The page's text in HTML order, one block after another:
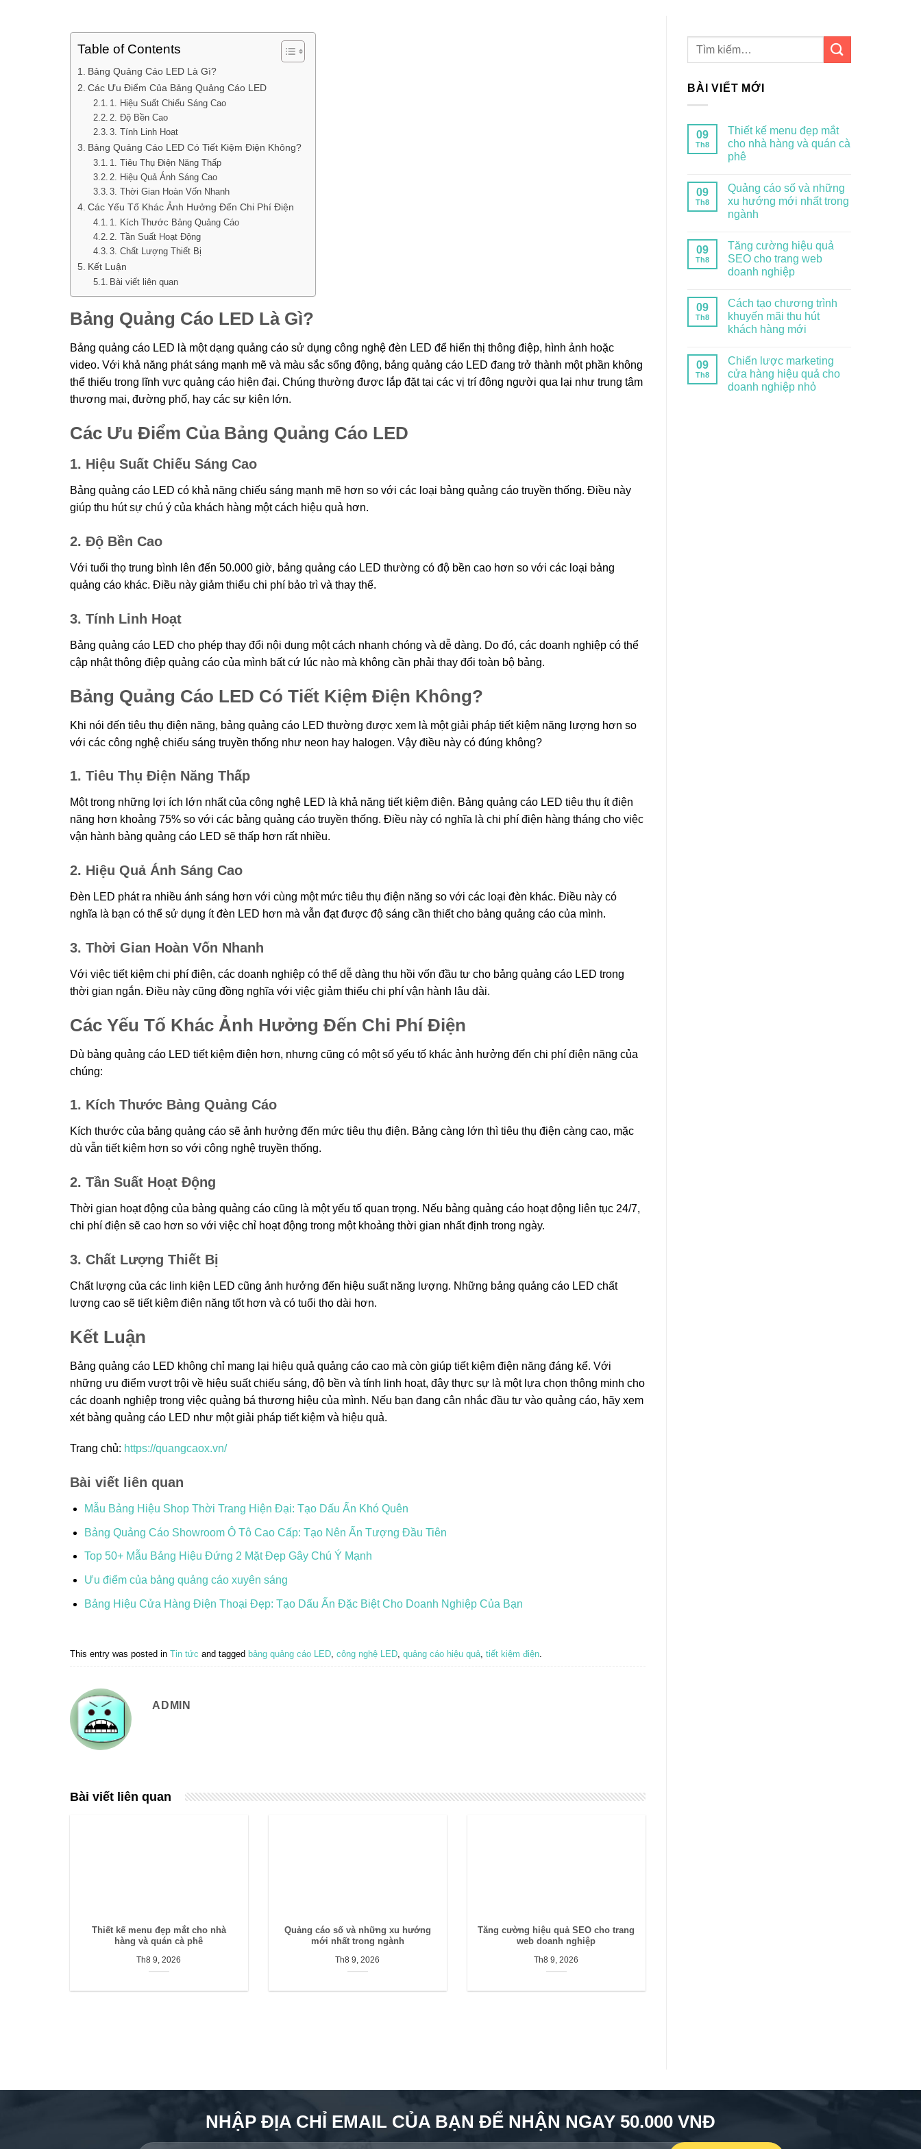
Table of Contents
Bảng Quảng Cáo LED Là Gì?
Các Ưu Điểm Của Bảng Quảng Cáo LED
1. Hiệu Suất Chiếu Sáng Cao
2. Độ Bền Cao
3. Tính Linh Hoạt
Bảng Quảng Cáo LED Có Tiết Kiệm Điện Không?
1. Tiêu Thụ Điện Năng Thấp
2. Hiệu Quả Ánh Sáng Cao
3. Thời Gian Hoàn Vốn Nhanh
Các Yếu Tố Khác Ảnh Hưởng Đến Chi Phí Điện
1. Kích Thước Bảng Quảng Cáo
2. Tần Suất Hoạt Động
3. Chất Lượng Thiết Bị
Kết Luận
Bài viết liên quan
Bảng Quảng Cáo LED Là Gì?
Bảng quảng cáo LED là một dạng quảng cáo sử dụng công nghệ đèn LED để hiển thị thông điệp, hình ảnh hoặc
video. Với khả năng phát sáng mạnh mẽ và màu sắc sống động, bảng quảng cáo LED đang trở thành một phần không
thể thiếu trong lĩnh vực quảng cáo hiện đại. Chúng thường được lắp đặt tại các vị trí đông người qua lại như trung tâm
thương mại, đường phố, hay các sự kiện lớn.
Các Ưu Điểm Của Bảng Quảng Cáo LED
1. Hiệu Suất Chiếu Sáng Cao
Bảng quảng cáo LED có khả năng chiếu sáng mạnh mẽ hơn so với các loại bảng quảng cáo truyền thống. Điều này
giúp thu hút sự chú ý của khách hàng một cách hiệu quả hơn.
2. Độ Bền Cao
Với tuổi thọ trung bình lên đến 50.000 giờ, bảng quảng cáo LED thường có độ bền cao hơn so với các loại bảng
quảng cáo khác. Điều này giảm thiểu chi phí bảo trì và thay thế.
3. Tính Linh Hoạt
Bảng quảng cáo LED cho phép thay đổi nội dung một cách nhanh chóng và dễ dàng. Do đó, các doanh nghiệp có thể
cập nhật thông điệp quảng cáo của mình bất cứ lúc nào mà không cần phải thay đổi toàn bộ bảng.
Bảng Quảng Cáo LED Có Tiết Kiệm Điện Không?
Khi nói đến tiêu thụ điện năng, bảng quảng cáo LED thường được xem là một giải pháp tiết kiệm năng lượng hơn so
với các công nghệ chiếu sáng truyền thống như neon hay halogen. Vậy điều này có đúng không?
1. Tiêu Thụ Điện Năng Thấp
Một trong những lợi ích lớn nhất của công nghệ LED là khả năng tiết kiệm điện. Bảng quảng cáo LED tiêu thụ ít điện
năng hơn khoảng 75% so với các bảng quảng cáo truyền thống. Điều này có nghĩa là chi phí điện hàng tháng cho việc
vận hành bảng quảng cáo LED sẽ thấp hơn rất nhiều.
2. Hiệu Quả Ánh Sáng Cao
Đèn LED phát ra nhiều ánh sáng hơn với cùng một mức tiêu thụ điện năng so với các loại đèn khác. Điều này có
nghĩa là bạn có thể sử dụng ít đèn LED hơn mà vẫn đạt được độ sáng cần thiết cho bảng quảng cáo của mình.
3. Thời Gian Hoàn Vốn Nhanh
Với việc tiết kiệm chi phí điện, các doanh nghiệp có thể dễ dàng thu hồi vốn đầu tư cho bảng quảng cáo LED trong
thời gian ngắn. Điều này cũng đồng nghĩa với việc giảm thiểu chi phí vận hành lâu dài.
Các Yếu Tố Khác Ảnh Hưởng Đến Chi Phí Điện
Dù bảng quảng cáo LED tiết kiệm điện hơn, nhưng cũng có một số yếu tố khác ảnh hưởng đến chi phí điện năng của
chúng:
1. Kích Thước Bảng Quảng Cáo
Kích thước của bảng quảng cáo sẽ ảnh hưởng đến mức tiêu thụ điện. Bảng càng lớn thì tiêu thụ điện càng cao, mặc
dù vẫn tiết kiệm hơn so với công nghệ truyền thống.
2. Tần Suất Hoạt Động
Thời gian hoạt động của bảng quảng cáo cũng là một yếu tố quan trọng. Nếu bảng quảng cáo hoạt động liên tục 24/7,
chi phí điện sẽ cao hơn so với việc chỉ hoạt động trong một khoảng thời gian nhất định trong ngày.
3. Chất Lượng Thiết Bị
Chất lượng của các linh kiện LED cũng ảnh hưởng đến hiệu suất năng lượng. Những bảng quảng cáo LED chất
lượng cao sẽ tiết kiệm điện năng tốt hơn và có tuổi thọ dài hơn.
Kết Luận
Bảng quảng cáo LED không chỉ mang lại hiệu quả quảng cáo cao mà còn giúp tiết kiệm điện năng đáng kể. Với
những ưu điểm vượt trội về hiệu suất chiếu sáng, độ bền và tính linh hoạt, đây thực sự là một lựa chọn thông minh cho
các doanh nghiệp trong việc quảng bá thương hiệu của mình. Nếu bạn đang cân nhắc đầu tư vào quảng cáo, hãy xem
xét bảng quảng cáo LED như một giải pháp tiết kiệm và hiệu quả.
Trang chủ: https://quangcaox.vn/
Bài viết liên quan
Mẫu Bảng Hiệu Shop Thời Trang Hiện Đại: Tạo Dấu Ấn Khó Quên
Bảng Quảng Cáo Showroom Ô Tô Cao Cấp: Tạo Nên Ấn Tượng Đầu Tiên
Top 50+ Mẫu Bảng Hiệu Đứng 2 Mặt Đẹp Gây Chú Ý Mạnh
Ưu điểm của bảng quảng cáo xuyên sáng
Bảng Hiệu Cửa Hàng Điện Thoại Đẹp: Tạo Dấu Ấn Đặc Biệt Cho Doanh Nghiệp Của Bạn
This entry was posted in Tin tức and tagged bảng quảng cáo LED công nghệ LED quảng cáo hiệu quả tiết kiệm điện
ADMIN
Bài viết liên quan
Thiết kế menu đẹp mắt cho nhà
hàng và quán cà phê
Th8 9, 2026
Quảng cáo số và những xu hướng
mới nhất trong ngành
Th8 9, 2026
Tăng cường hiệu quả SEO cho trang
web doanh nghiệp
Th8 9, 2026
BÀI VIẾT MỚI
09
Th8
Thiết kế menu đẹp mắt
cho nhà hàng và quán cà
phê
09
Th8
Quảng cáo số và những
xu hướng mới nhất trong
ngành
09
Th8
Tăng cường hiệu quả
SEO cho trang web
doanh nghiệp
09
Th8
Cách tạo chương trình
khuyến mãi thu hút
khách hàng mới
09
Th8
Chiến lược marketing
cửa hàng hiệu quả cho
doanh nghiệp nhỏ
NHẬP ĐỊA CHỈ EMAIL CỦA BẠN ĐỂ NHẬN NGAY 50.000 VNĐ